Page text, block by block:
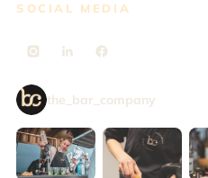
SOCIAL MEDIA
the_bar_company